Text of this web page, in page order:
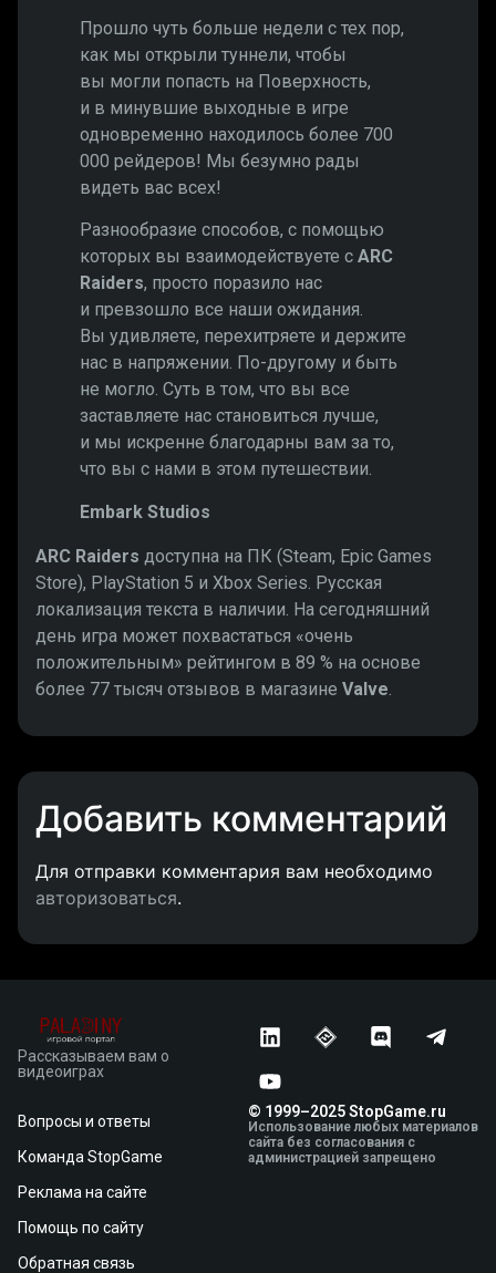
Прошло чуть больше недели с тех пор,
как мы открыли туннели, чтобы
вы могли попасть на Поверхность,
и в минувшие выходные в игре
одновременно находилось более 700
000 рейдеров! Мы безумно рады
видеть вас всех!
Разнообразие способов, с помощью
которых вы взаимодействуете с ARC
Raiders, просто поразило нас
и превзошло все наши ожидания.
Вы удивляете, перехитряете и держите
нас в напряжении. По-другому и быть
не могло. Суть в том, что вы все
заставляете нас становиться лучше,
и мы искренне благодарны вам за то,
что вы с нами в этом путешествии.
Embark Studios
ARC Raiders доступна на ПК (Steam, Epic Games
Store), PlayStation 5 и Xbox Series. Русская
локализация текста в наличии. На сегодняшний
день игра может похвастаться «очень
положительным» рейтингом в 89 % на основе
более 77 тысяч отзывов в магазине Valve
Добавить комментарий
Для отправки комментария вам необходимо
авторизоваться.
Рассказываем вам о
видеоиграх
Вопросы и ответы
Команда StopGame
Реклама на сайте
Помощь по сайту
Обратная связь
© 1999–2025 StopGame.ru
Использование любых материалов
сайта без согласования с
администрацией запрещено